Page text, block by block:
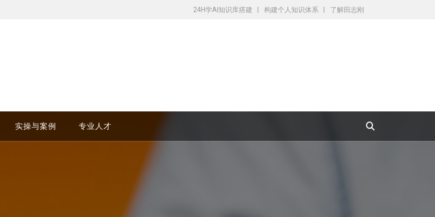
24H学AI知识库搭建 构建个人知识体系 了解田志刚
实操与案例 专业人才